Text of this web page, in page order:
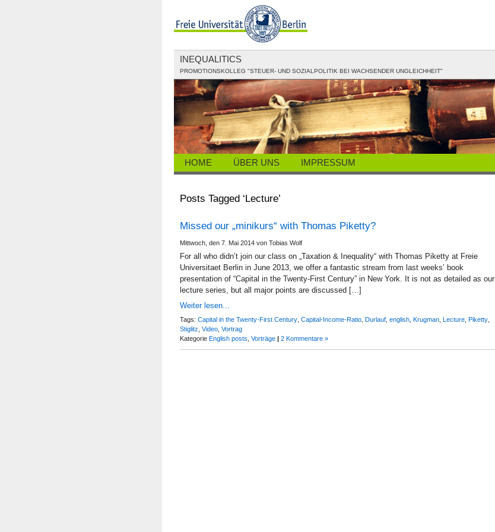
INEQUALITICS
PROMOTIONSKOLLEG "STEUER- UND SOZIALPOLITIK BEI WACHSENDER UNGLEICHHEIT"
HOME ÜBER UNS IMPRESSUM
Posts Tagged ‘Lecture’
Missed our „minikurs“ with Thomas Piketty?
Mittwoch, den 7. Mai 2014 von Tobias Wolf
For all who didn’t join our class on „Taxation & Inequality“ with Thomas Piketty at Freie
Universitaet Berlin in June 2013, we offer a fantastic stream from last weeks’ book
presentation of “Capital in the Twenty-First Century” in New York. It is not as detailed as our
lecture series, but all major points are discussed […]
Weiter lesen...
Tags: Capital in the Twenty-First Century Capital-Income-Ratio Durlauf english Krugman Lecture Piketty
Stiglitz Video Vortrag
Kategorie English posts Vorträge | 2 Kommentare »